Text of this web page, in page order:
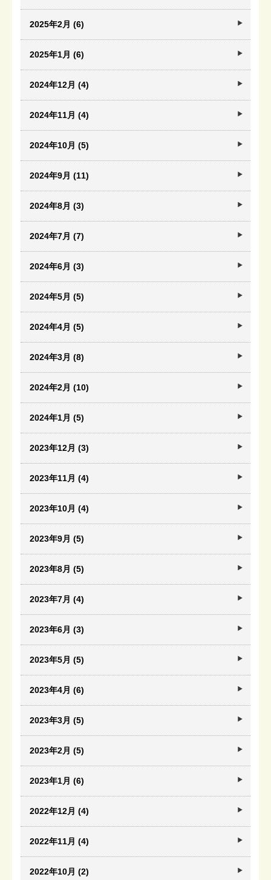
2025年2月 (6)
2025年1月 (6)
2024年12月 (4)
2024年11月 (4)
2024年10月 (5)
2024年9月 (11)
2024年8月 (3)
2024年7月 (7)
2024年6月 (3)
2024年5月 (5)
2024年4月 (5)
2024年3月 (8)
2024年2月 (10)
2024年1月 (5)
2023年12月 (3)
2023年11月 (4)
2023年10月 (4)
2023年9月 (5)
2023年8月 (5)
2023年7月 (4)
2023年6月 (3)
2023年5月 (5)
2023年4月 (6)
2023年3月 (5)
2023年2月 (5)
2023年1月 (6)
2022年12月 (4)
2022年11月 (4)
2022年10月 (2)